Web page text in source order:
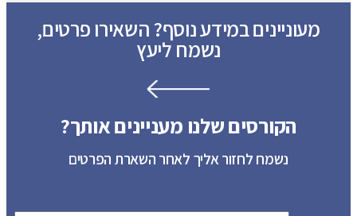
מעוניינים במידע נוסף? השאירו פרטים,
נשמח ליעץ
הקורסים שלנו מעניינים אותך?
נשמח לחזור אליך לאחר השארת הפרטים